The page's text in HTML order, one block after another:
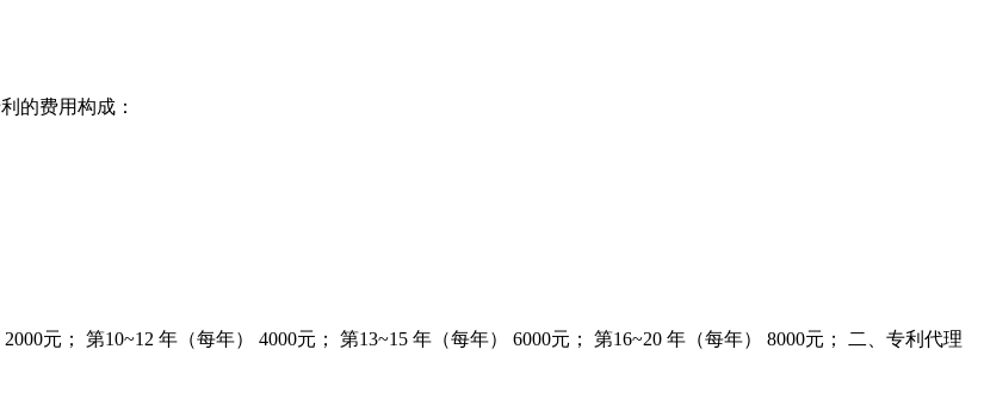
的费用构成：
元； 第10~12 年（每年） 4000元； 第13~15 年（每年） 6000元； 第16~20 年（每年） 8000元； 二、专利代理